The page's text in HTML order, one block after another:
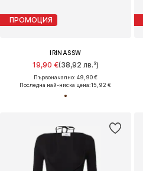
ПРОМОЦИЯ
IRINASSW
19,90 €(38,92 лв.³)
Първоначално: 49,90 €
Последна най-ниска цена:15,92 €